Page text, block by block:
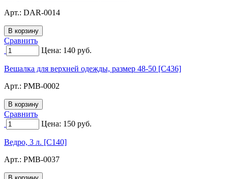
Арт.: DAR-0014
Сравнить
Цена: 140 руб.
Вешалка для верхней одежды, размер 48-50 [C436]
Арт.: PMB-0002
Сравнить
Цена: 150 руб.
Ведро, 3 л. [C140]
Арт.: PMB-0037